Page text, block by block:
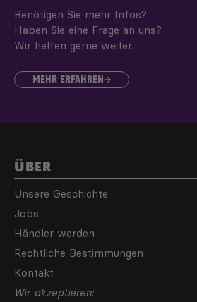
Benötigen Sie mehr Infos?
Haben Sie eine Frage an uns?
Wir helfen gerne weiter.
MEHR ERFAHREN
ÜBER
Unsere Geschichte
Jobs
Händler werden
Rechtliche Bestimmungen
Kontakt
Wir akzeptieren: